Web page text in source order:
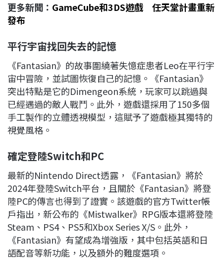
更多新聞： GameCube和3DS遊戲 任天堂計畫重新
發布
平行宇宙找回失去的記憶
《Fantasian》的故事圍繞著失憶症患者Leo在平行宇
宙中冒險，並試圖恢復自己的記憶。《Fantasian》
突出特點是它的Dimengeon系統，玩家可以跳過與
已經遇過的敵人戰鬥。此外，遊戲還採用了150多個
手工製作的立體透視模型，這賦予了遊戲極其獨特的
視覺風格。
確定登陸Switch和PC
最新的Nintendo Direct透露，《Fantasian》將於
2024年登陸Switch平台，且關於《Fantasian》將登
陸PC的傳言也得到了證實。該遊戲的官方Twitter帳
戶指出，新公布的《Mistwalker》RPG版本還將登陸
Steam、PS4、PS5和Xbox Series X/S。此外，
《Fantasian》有望成為增強版，其中包括英語和日
語配音等新功能，以及額外的難度選項。